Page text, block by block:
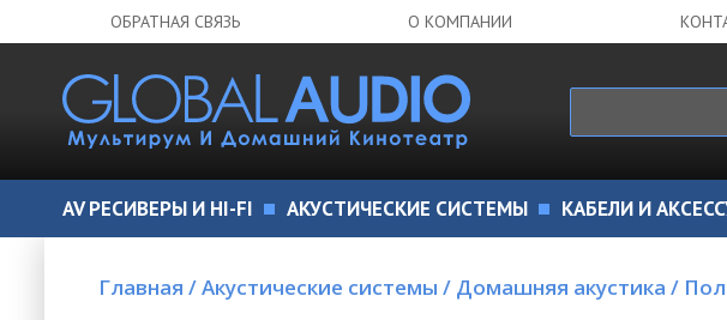
ОБРАТНАЯ СВЯЗЬ О КОМПАНИИ
AV РЕСИВЕРЫ И HI-FI АКУСТИЧЕСКИЕ СИСТЕМЫ КАБЕЛИ И
Главная /Акустические системы / Домашняя акустика /